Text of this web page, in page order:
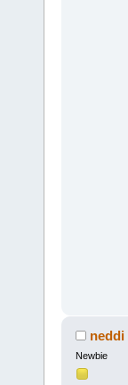
neddi
Newbie